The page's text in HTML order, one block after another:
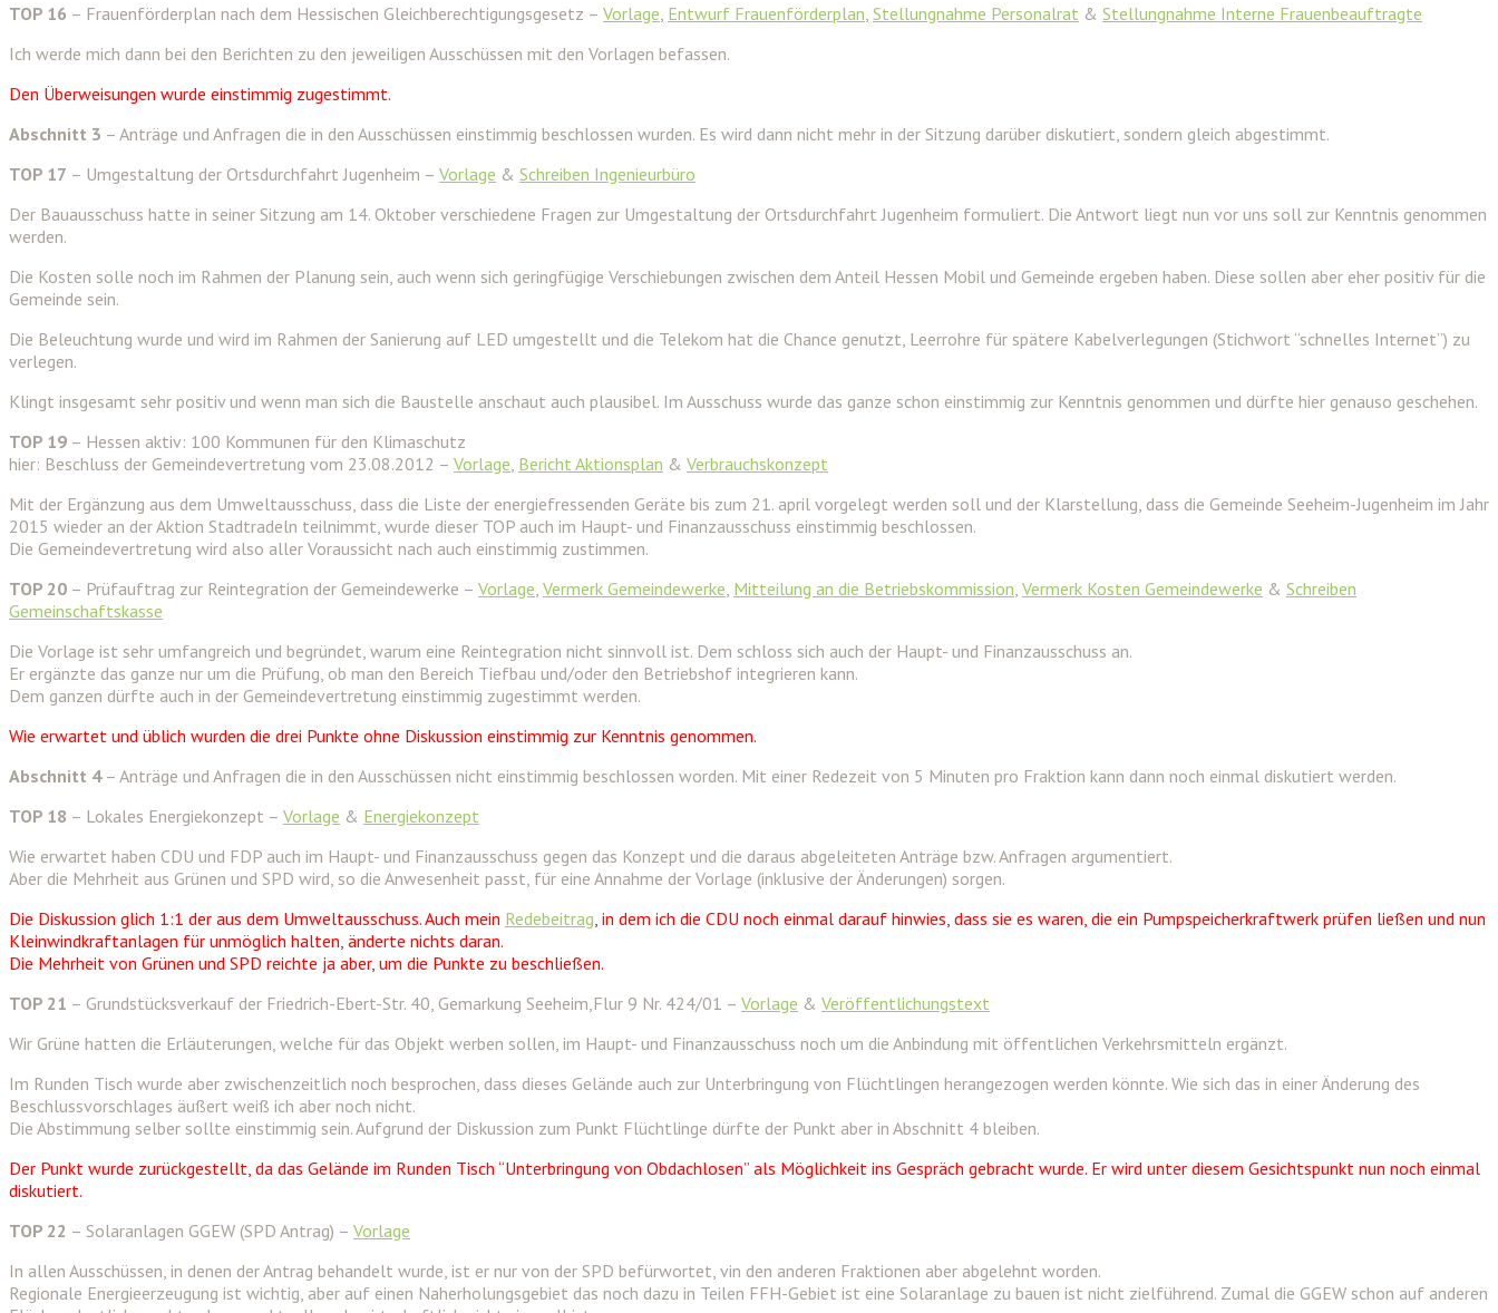
TOP 16 – Frauenförderplan nach dem Hessischen Gleichberechtigungsgesetz – Vorlage Entwurf Frauenförderplan Stellungnahme Personalrat & Stellungnahme Interne Frauenbeauftragte
Ich werde mich dann bei den Berichten zu den jeweiligen Ausschüssen mit den Vorlagen befassen.
Den Überweisungen wurde einstimmig zugestimmt.
Abschnitt 3 – Anträge und Anfragen die in den Ausschüssen einstimmig beschlossen wurden. Es wird dann nicht mehr in der Sitzung darüber diskutiert, sondern gleich abgestimmt.
TOP 17 – Umgestaltung der Ortsdurchfahrt Jugenheim – Vorlage & Schreiben Ingenieurbüro
Der Bauausschuss hatte in seiner Sitzung am 14. Oktober verschiedene Fragen zur Umgestaltung der Ortsdurchfahrt Jugenheim formuliert. Die Antwort liegt nun vor uns soll zur Kenntnis genommen
werden.
Die Kosten solle noch im Rahmen der Planung sein, auch wenn sich geringfügige Verschiebungen zwischen dem Anteil Hessen Mobil und Gemeinde ergeben haben. Diese sollen aber eher positiv für die
Gemeinde sein.
Die Beleuchtung wurde und wird im Rahmen der Sanierung auf LED umgestellt und die Telekom hat die Chance genutzt, Leerrohre für spätere Kabelverlegungen (Stichwort “schnelles Internet”) zu
verlegen.
Klingt insgesamt sehr positiv und wenn man sich die Baustelle anschaut auch plausibel. Im Ausschuss wurde das ganze schon einstimmig zur Kenntnis genommen und dürfte hier genauso geschehen.
TOP 19 – Hessen aktiv: 100 Kommunen für den Klimaschutz
hier: Beschluss der Gemeindevertretung vom 23.08.2012 – Vorlage Bericht Aktionsplan & Verbrauchskonzept
Mit der Ergänzung aus dem Umweltausschuss, dass die Liste der energiefressenden Geräte bis zum 21. april vorgelegt werden soll und der Klarstellung, dass die Gemeinde Seeheim-Jugenheim im Jahr
2015 wieder an der Aktion Stadtradeln teilnimmt, wurde dieser TOP auch im Haupt- und Finanzausschuss einstimmig beschlossen.
Die Gemeindevertretung wird also aller Voraussicht nach auch einstimmig zustimmen.
TOP 20 – Prüfauftrag zur Reintegration der Gemeindewerke – Vorlage Vermerk Gemeindewerke Mitteilung an die Betriebskommission Vermerk Kosten Gemeindewerke & Schreiben
Gemeinschaftskasse
Die Vorlage ist sehr umfangreich und begründet, warum eine Reintegration nicht sinnvoll ist. Dem schloss sich auch der Haupt- und Finanzausschuss an.
Er ergänzte das ganze nur um die Prüfung, ob man den Bereich Tiefbau und/oder den Betriebshof integrieren kann.
Dem ganzen dürfte auch in der Gemeindevertretung einstimmig zugestimmt werden.
Wie erwartet und üblich wurden die drei Punkte ohne Diskussion einstimmig zur Kenntnis genommen.
Abschnitt 4– Anträge und Anfragen die in den Ausschüssen nicht einstimmig beschlossen worden. Mit einer Redezeit von 5 Minuten pro Fraktion kann dann noch einmal diskutiert werden.
TOP 18 – Lokales Energiekonzept – Vorlage & Energiekonzept
Wie erwartet haben CDU und FDP auch im Haupt- und Finanzausschuss gegen das Konzept und die daraus abgeleiteten Anträge bzw. Anfragen argumentiert.
Aber die Mehrheit aus Grünen und SPD wird, so die Anwesenheit passt, für eine Annahme der Vorlage (inklusive der Änderungen) sorgen.
Die Diskussion glich 1:1 der aus dem Umweltausschuss. Auch mein Redebeitrag , in dem ich die CDU noch einmal darauf hinwies, dass sie es waren, die ein Pumpspeicherkraftwerk prüfen ließen und nun
Kleinwindkraftanlagen für unmöglich halten, änderte nichts daran.
Die Mehrheit von Grünen und SPD reichte ja aber, um die Punkte zu beschließen.
TOP 21 – Grundstücksverkauf der Friedrich-Ebert-Str. 40, Gemarkung Seeheim,Flur 9 Nr. 424/01 – Vorlage & Veröffentlichungstext
Wir Grüne hatten die Erläuterungen, welche für das Objekt werben sollen, im Haupt- und Finanzausschuss noch um die Anbindung mit öffentlichen Verkehrsmitteln ergänzt.
Im Runden Tisch wurde aber zwischenzeitlich noch besprochen, dass dieses Gelände auch zur Unterbringung von Flüchtlingen herangezogen werden könnte. Wie sich das in einer Änderung des
Beschlussvorschlages äußert weiß ich aber noch nicht.
Die Abstimmung selber sollte einstimmig sein. Aufgrund der Diskussion zum Punkt Flüchtlinge dürfte der Punkt aber in Abschnitt 4 bleiben.
Der Punkt wurde zurückgestellt, da das Gelände im Runden Tisch “Unterbringung von Obdachlosen” als Möglichkeit ins Gespräch gebracht wurde. Er wird unter diesem Gesichtspunkt nun noch einmal
diskutiert.
TOP 22 – Solaranlagen GGEW (SPD Antrag) – Vorlage
In allen Ausschüssen, in denen der Antrag behandelt wurde, ist er nur von der SPD befürwortet, vin den anderen Fraktionen aber abgelehnt worden.
Regionale Energieerzeugung ist wichtig, aber auf einen Naherholungsgebiet das noch dazu in Teilen FFH-Gebiet ist eine Solaranlage zu bauen ist nicht zielführend. Zumal die GGEW schon auf anderen